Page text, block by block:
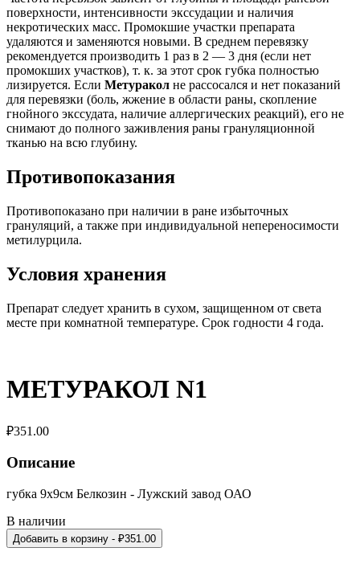
поверхности, интенсивности экссудации и наличия
некротических масс. Промокшие участки препарата
удаляются и заменяются новыми. В среднем перевязку
рекомендуется производить 1 раз в 2 — 3 дня (если нет
промокших участков), т. к. за этот срок губка полностью
лизируется. Если Метуракол не рассосался и нет показаний
для перевязки (боль, жжение в области раны, скопление
гнойного экссудата, наличие аллергических реакций), его не
снимают до полного заживления раны грануляционной
тканью на всю глубину.
Противопоказания
Противопоказано при наличии в ране избыточных
грануляций, а также при индивидуальной непереносимости
метилурцила.
Условия хранения
Препарат следует хранить в сухом, защищенном от света
месте при комнатной температуре. Срок годности 4 года.
МЕТУРАКОЛ N1
₽351.00
Описание
губка 9х9см Белкозин - Лужский завод ОАО
В наличии
Добавить в корзину - ₽351.00